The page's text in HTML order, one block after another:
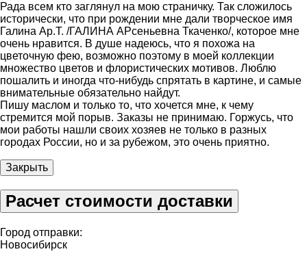
Рада всем кто заглянул на мою страничку. Так сложилось
исторически, что при рождении мне дали творческое имя
Галина Ар.Т. /ГАЛИНА АРсеньевна Ткаченко/, которое мне
очень нравится. В душе надеюсь, что я похожа на
цветочную фею, возможно поэтому в моей коллекции
множество цветов и флористических мотивов. Люблю
пошалить и иногда что-нибудь спрятать в картине, и самые
внимательные обязательно найдут.
Пишу маслом и только то, что хочется мне, к чему
стремится мой порыв. Заказы не принимаю. Горжусь, что
мои работы нашли своих хозяев не только в разных
городах России, но и за рубежом, это очень приятно.
Закрыть
Расчет стоимости доставки
Город отправки:
Новосибирск